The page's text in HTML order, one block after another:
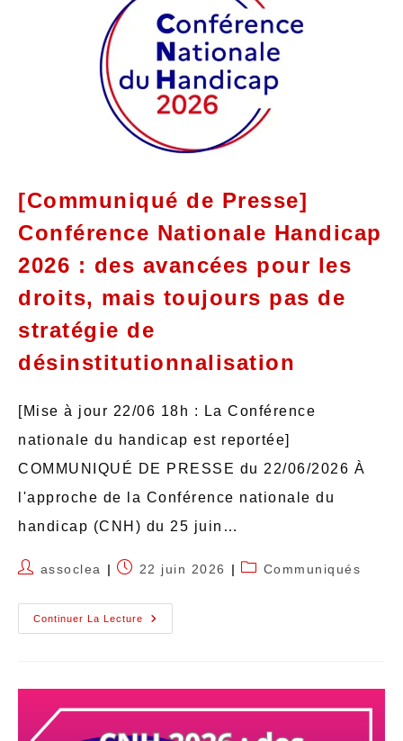
[Communiqué de Presse]
Conférence Nationale Handicap
2026 : des avancées pour les
droits, mais toujours pas de
stratégie de
désinstitutionnalisation
[Mise à jour 22/06 18h : La Conférence
nationale du handicap est reportée]
COMMUNIQUÉ DE PRESSE du 22/06/2026 À
l'approche de la Conférence nationale du
handicap (CNH) du 25 juin…
assoclea 22 juin 2026 Communiqués
Continuer La Lecture